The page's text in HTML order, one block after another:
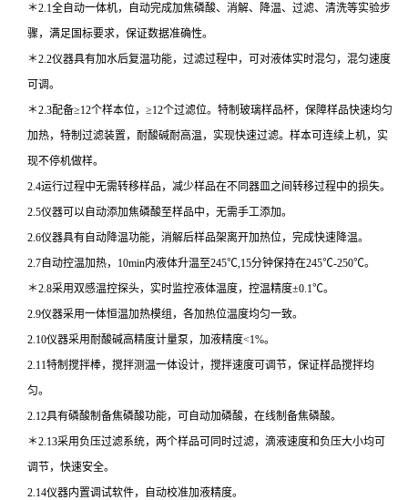
＊2.1全自动一体机，自动完成加焦磷酸、消解、降温、过滤、清洗等实验步
骤，满足国标要求，保证数据准确性。
＊2.2仪器具有加水后复温功能，过滤过程中，可对液体实时混匀，混匀速度
可调。
＊2.3配备≥12个样本位，≥12个过滤位。特制玻璃样品杯，保障样品快速均匀
加热，特制过滤装置，耐酸碱耐高温，实现快速过滤。样本可连续上机，实
现不停机做样。
2.4运行过程中无需转移样品，减少样品在不同器皿之间转移过程中的损失。
2.5仪器可以自动添加焦磷酸至样品中，无需手工添加。
2.6仪器具有自动降温功能，消解后样品架离开加热位，完成快速降温。
2.7自动控温加热，10min内液体升温至245℃,15分钟保持在245℃-250℃。
＊2.8采用双感温控探头，实时监控液体温度，控温精度±0.1℃。
2.9仪器采用一体恒温加热模组，各加热位温度均匀一致。
2.10仪器采用耐酸碱高精度计量泵，加液精度<1%。
2.11特制搅拌棒，搅拌测温一体设计，搅拌速度可调节，保证样品搅拌均
匀。
2.12具有磷酸制备焦磷酸功能，可自动加磷酸，在线制备焦磷酸。
＊2.13采用负压过滤系统，两个样品可同时过滤，滴液速度和负压大小均可
调节，快速安全。
2.14仪器内置调试软件，自动校准加液精度。